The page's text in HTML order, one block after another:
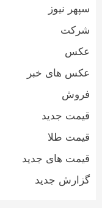
سپهر نیوز
شرکت
عکس
عکس های خبر
فروش
قیمت جدید
قیمت طلا
قیمت های جدید
گزارش جدید